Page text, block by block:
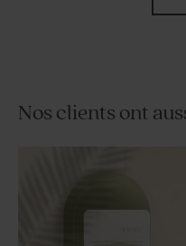
Nos clients ont